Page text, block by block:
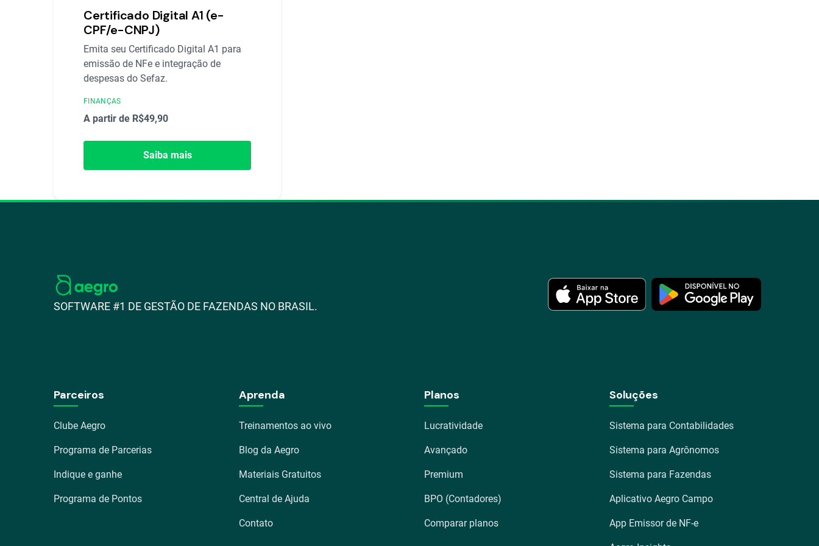
Certificado Digital A1 (e-
CPF/e-CNPJ)
Emita seu Certificado Digital A1 para
emissão de NFe e integração de
despesas do Sefaz.
FINANÇAS
A partir de R$49,90
Saiba mais
SOFTWARE #1 DE GESTÃO DE FAZENDAS NO BRASIL.
Parceiros
Clube Aegro
Programa de Parcerias
Indique e ganhe
Programa de Pontos
Aprenda
Treinamentos ao vivo
Blog da Aegro
Materiais Gratuitos
Central de Ajuda
Contato
Planos
Lucratividade
Avançado
Premium
BPO (Contadores)
Comparar planos
Soluções
Sistema para Contabilidades
Sistema para Agrônomos
Sistema para Fazendas
Aplicativo Aegro Campo
App Emissor de NF-e